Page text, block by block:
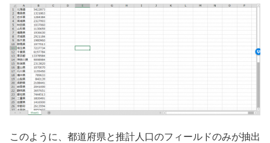
このように、都道府県と推計人口のフィールドのみが抽出